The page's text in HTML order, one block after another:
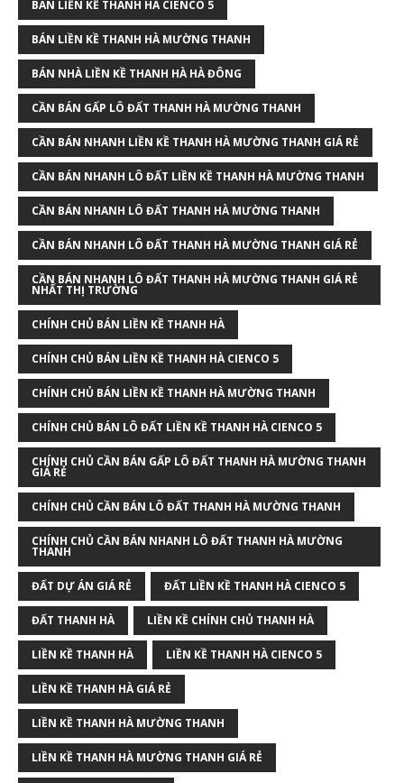
BÁN LIỀN KỀ THANH HÀ CIENCO 5
BÁN LIỀN KỀ THANH HÀ MƯỜNG THANH
BÁN NHÀ LIỀN KỀ THANH HÀ HÀ ĐÔNG
CẦN BÁN GẤP LÔ ĐẤT THANH HÀ MƯỜNG THANH
CẦN BÁN NHANH LIỀN KỀ THANH HÀ MƯỜNG THANH GIÁ RẺ
CẦN BÁN NHANH LÔ ĐẤT LIỀN KỀ THANH HÀ MƯỜNG THANH
CẦN BÁN NHANH LÔ ĐẤT THANH HÀ MƯỜNG THANH
CẦN BÁN NHANH LÔ ĐẤT THANH HÀ MƯỜNG THANH GIÁ RẺ
CẦN BÁN NHANH LÔ ĐẤT THANH HÀ MƯỜNG THANH GIÁ RẺ
NHẤT THỊ TRƯỜNG
CHÍNH CHỦ BÁN LIỀN KỀ THANH HÀ
CHÍNH CHỦ BÁN LIỀN KỀ THANH HÀ CIENCO 5
CHÍNH CHỦ BÁN LIỀN KỀ THANH HÀ MƯỜNG THANH
CHÍNH CHỦ BÁN LÔ ĐẤT LIỀN KỀ THANH HÀ CIENCO 5
CHÍNH CHỦ CẦN BÁN GẤP LÔ ĐẤT THANH HÀ MƯỜNG THANH
GIÁ RẺ
CHÍNH CHỦ CẦN BÁN LÔ ĐẤT THANH HÀ MƯỜNG THANH
CHÍNH CHỦ CẦN BÁN NHANH LÔ ĐẤT THANH HÀ MƯỜNG
THANH
ĐẤT DỰ ÁN GIÁ RẺ ĐẤT LIỀN KỀ THANH HÀ CIENCO 5
ĐẤT THANH HÀ LIỀN KỀ CHÍNH CHỦ THANH HÀ
LIỀN KỀ THANH HÀ LIỀN KỀ THANH HÀ CIENCO 5
LIỀN KỀ THANH HÀ GIÁ RẺ
LIỀN KỀ THANH HÀ MƯỜNG THANH
LIỀN KỀ THANH HÀ MƯỜNG THANH GIÁ RẺ